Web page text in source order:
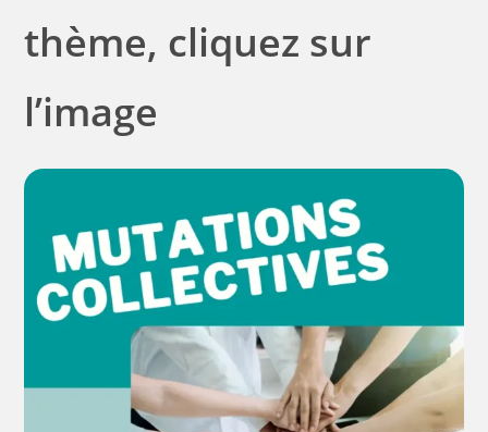
thème, cliquez sur
l’image